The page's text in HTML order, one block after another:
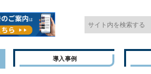
導入事例